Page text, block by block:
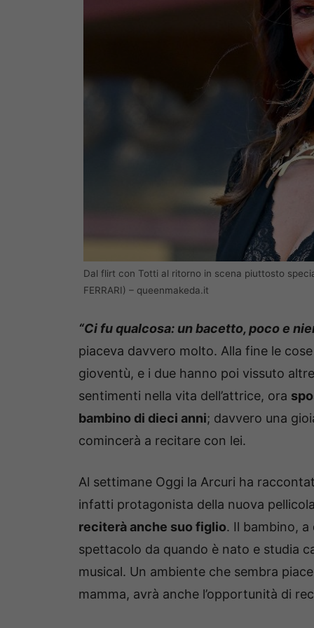
Dal flirt con Totti al ritorno in scena piuttosto
FERRARI) – queenmakeda.it
“Ci fu qualcosa: un bacetto, poco e
piaceva davvero molto. Alla fine le
gioventù, e i due hanno poi vissuto
sentimenti nella vita dell’attrice, ora
bambino di dieci anni; davvero una
comincerà a recitare con lei.
Al settimane Oggi la Arcuri ha
infatti protagonista della nuova
reciterà anche suo figlio. Il bambino, a
spettacolo da quando è nato e studia
musical. Un ambiente che sembra
mamma, avrà anche l’opportunità di